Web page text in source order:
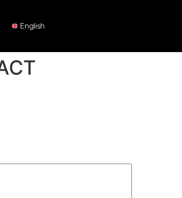
English